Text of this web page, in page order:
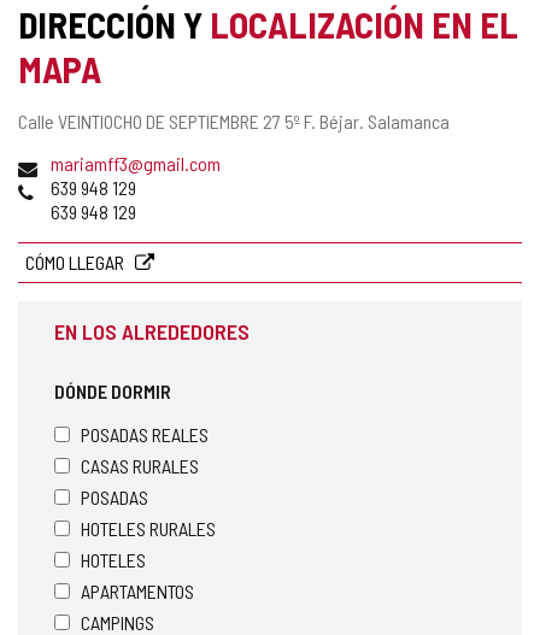
DIRECCIÓN Y LOCALIZACIÓN EN EL
MAPA
Dirección
Calle VEINTIOCHO DE SEPTIEMBRE 27 5º F. Béjar. Salamanca
Dirección
de
correo
mariamff3@gmail.com
Teléfonos
639 948 129
639 948 129
CÓMO LLEGAR
EN LOS ALREDEDORES
DÓNDE DORMIR
POSADAS REALES
CASAS RURALES
POSADAS
HOTELES RURALES
HOTELES
APARTAMENTOS
CAMPINGS